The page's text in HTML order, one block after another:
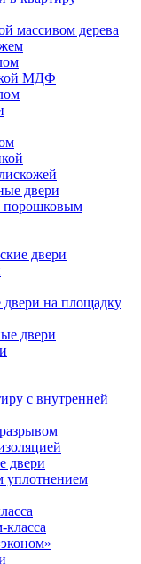
массивом дерева
МДФ
двери
порошковым
двери
на площадку
двери
с внутренней
двери
уплотнением